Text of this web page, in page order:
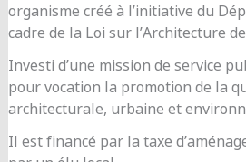
organisme créé à l’initiative du
cadre de la Loi sur l’Architecture
Investi d’une mission de service
pour vocation la promotion de la
architecturale, urbaine et
Il est financé par la taxe